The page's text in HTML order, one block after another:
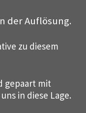
der Auflösung.
zu diesem
gepaart mit
in diese Lage.